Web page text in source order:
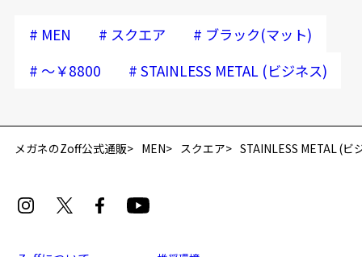
# MEN # スクエア # ブラック(マット)
# ～￥8800 # STAINLESS METAL (ビジネス)
メガネのZoff公式通販 MEN スクエア STAINLESS METAL (ビ